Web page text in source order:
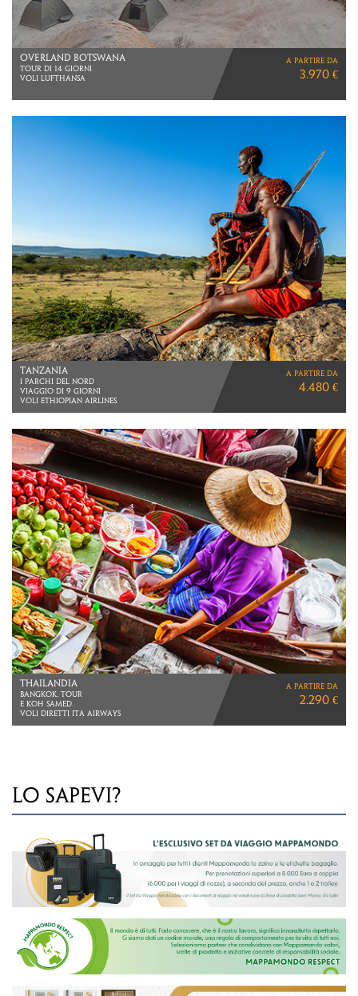
BRASILE
VIAGGIO DI 10 GIORNI
a partire da
THAILANDIA
2 NOTTI SINGAPORE
5 NOTTI KHAO LAK
a partire da
TANZANIA
SAADANI E ZANZIBAR
VIAGGIO DI 10 GIORNI
VOLI ETHIOPIAN AIRLINES
a partire da
LO SAPEVI?